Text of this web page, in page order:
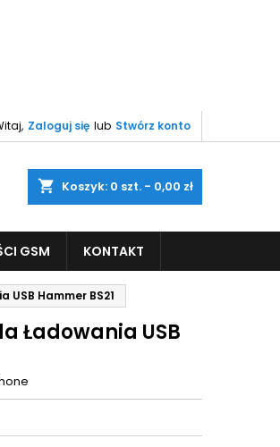
Zaloguj się lub Stwórz konto
shopping_cart Koszyk: 0 szt. - 0,00 zł
GSM KONTAKT
Hammer BS21
Ładowania USB